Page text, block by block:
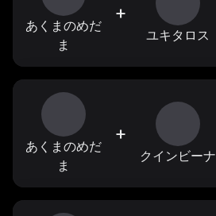
あくまのめだ
ま
+
ユキタロス
あくまのめだ
ま
+
クインビーナ